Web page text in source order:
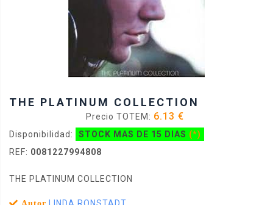
THE PLATINUM COLLECTION
Precio TOTEM: 6.13 €
Disponibilidad: STOCK MAS DE 15 DIAS (*)
REF: 0081227994808
THE PLATINUM COLLECTION